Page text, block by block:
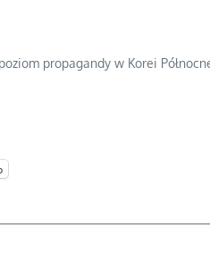
propagandy w Korei